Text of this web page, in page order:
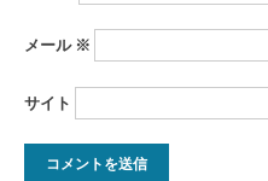
メール ※
サイト